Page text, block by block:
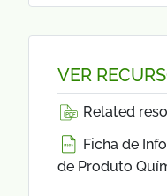
VER
Related
Ficha de
de Produto